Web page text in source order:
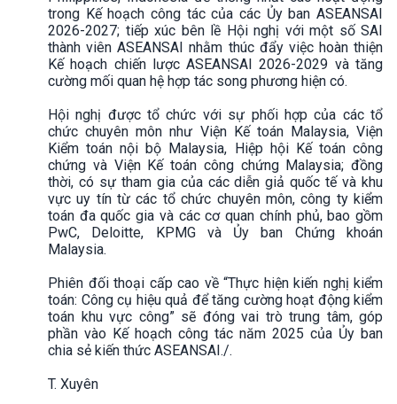
trong Kế hoạch công tác của các Ủy ban ASEANSAI
2026-2027; tiếp xúc bên lề Hội nghị với một số SAI
thành viên ASEANSAI nhằm thúc đẩy việc hoàn thiện
Kế hoạch chiến lược ASEANSAI 2026-2029 và tăng
cường mối quan hệ hợp tác song phương hiện có.
Hội nghị được tổ chức với sự phối hợp của các tổ
chức chuyên môn như Viện Kế toán Malaysia, Viện
Kiểm toán nội bộ Malaysia, Hiệp hội Kế toán công
chứng và Viện Kế toán công chứng Malaysia; đồng
thời, có sự tham gia của các diễn giả quốc tế và khu
vực uy tín từ các tổ chức chuyên môn, công ty kiểm
toán đa quốc gia và các cơ quan chính phủ, bao gồm
PwC, Deloitte, KPMG và Ủy ban Chứng khoán
Malaysia.
Phiên đối thoại cấp cao về “Thực hiện kiến nghị kiểm
toán: Công cụ hiệu quả để tăng cường hoạt động kiểm
toán khu vực công” sẽ đóng vai trò trung tâm, góp
phần vào Kế hoạch công tác năm 2025 của Ủy ban
chia sẻ kiến thức ASEANSAI./.
T. Xuyên